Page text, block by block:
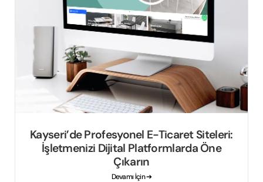
Kayseri’de Profesyonel E-Ticaret Siteleri:
İşletmenizi Dijital Platformlarda Öne
Çıkarın
Devamı İçin ➔